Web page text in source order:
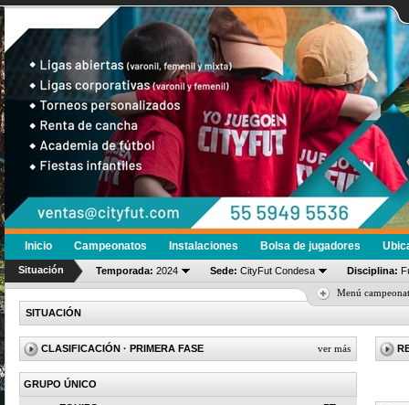
Inicio Campeonatos Instalaciones Bolsa de jugadores
Situación Temporada: 2024 Sede: CityFut Condesa Disciplina:
Menú
SITUACIÓN
CLASIFICACIÓN · PRIMERA FASE ver más
GRUPO ÚNICO